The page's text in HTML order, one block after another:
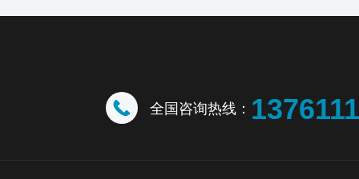
全国咨询热线：